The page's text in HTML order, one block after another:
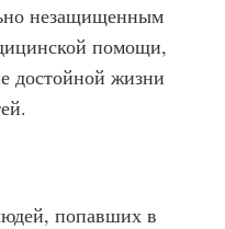
незащищенным
помощи,
достойной жизни
попавших в